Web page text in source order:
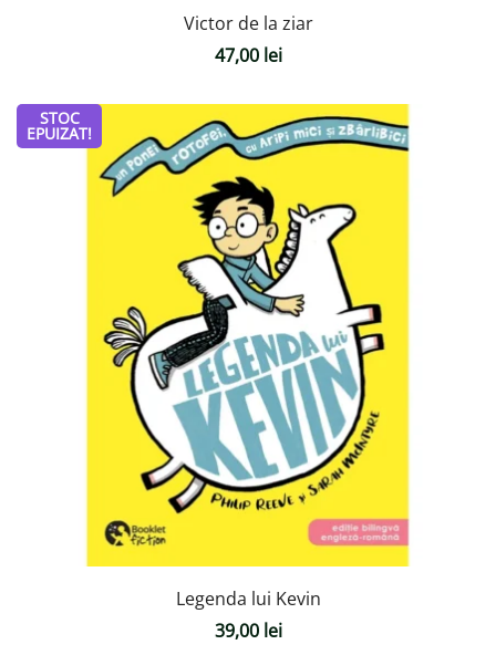
Victor de la ziar
47,00 lei
STOC
EPUIZAT!
Legenda lui Kevin
39,00 lei